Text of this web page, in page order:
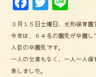
a
ce
bo
ok
it
te
r
ne
３月１５日土曜日、光和保育園
今年は、６４名の園児が卒園
人目の卒園児です。
一人の欠席もなく、一人一人
表しました。